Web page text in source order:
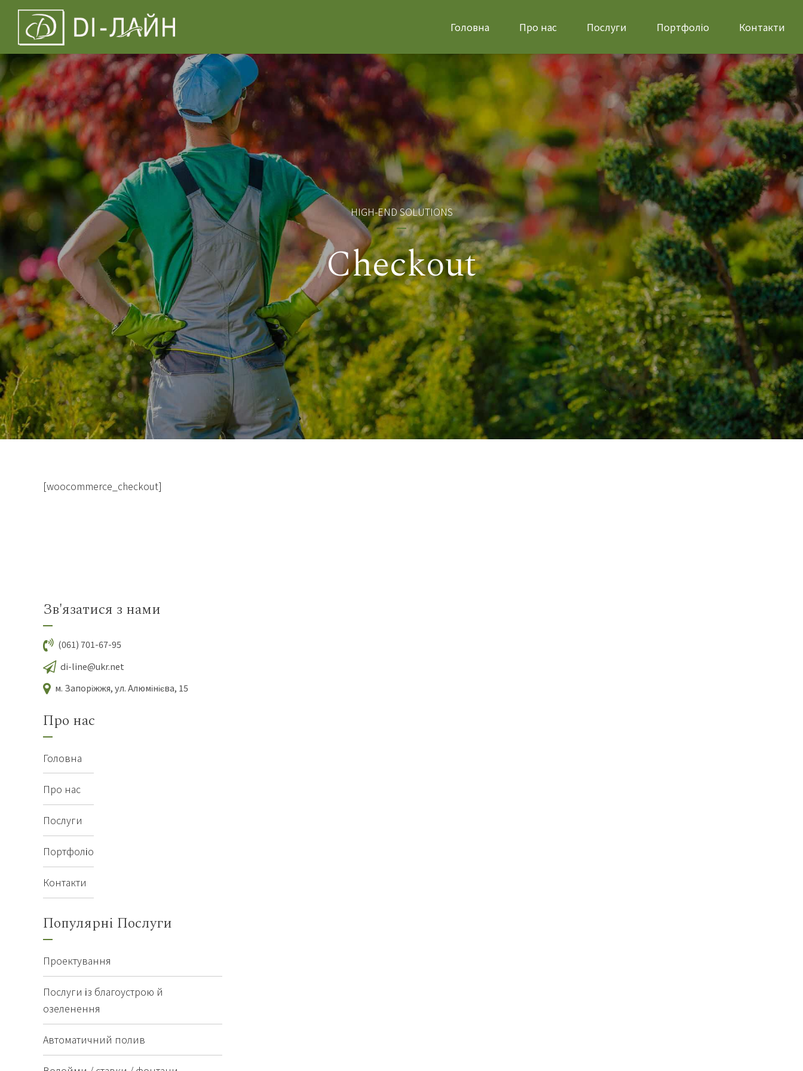
Головна Про нас Послуги Портфоліо Контакти
HIGH-END SOLUTIONS
Checkout
[woocommerce_checkout]
Зв'язатися з нами
(061) 701-67-95
di-line@ukr.net
м. Запоріжжя, ул. Алюмінієва, 15
Про нас
Головна
Про нас
Послуги
Портфоліо
Контакти
Популярні Послуги
Проектування
Послуги із благоустрою й
озеленення
Автоматичний полив